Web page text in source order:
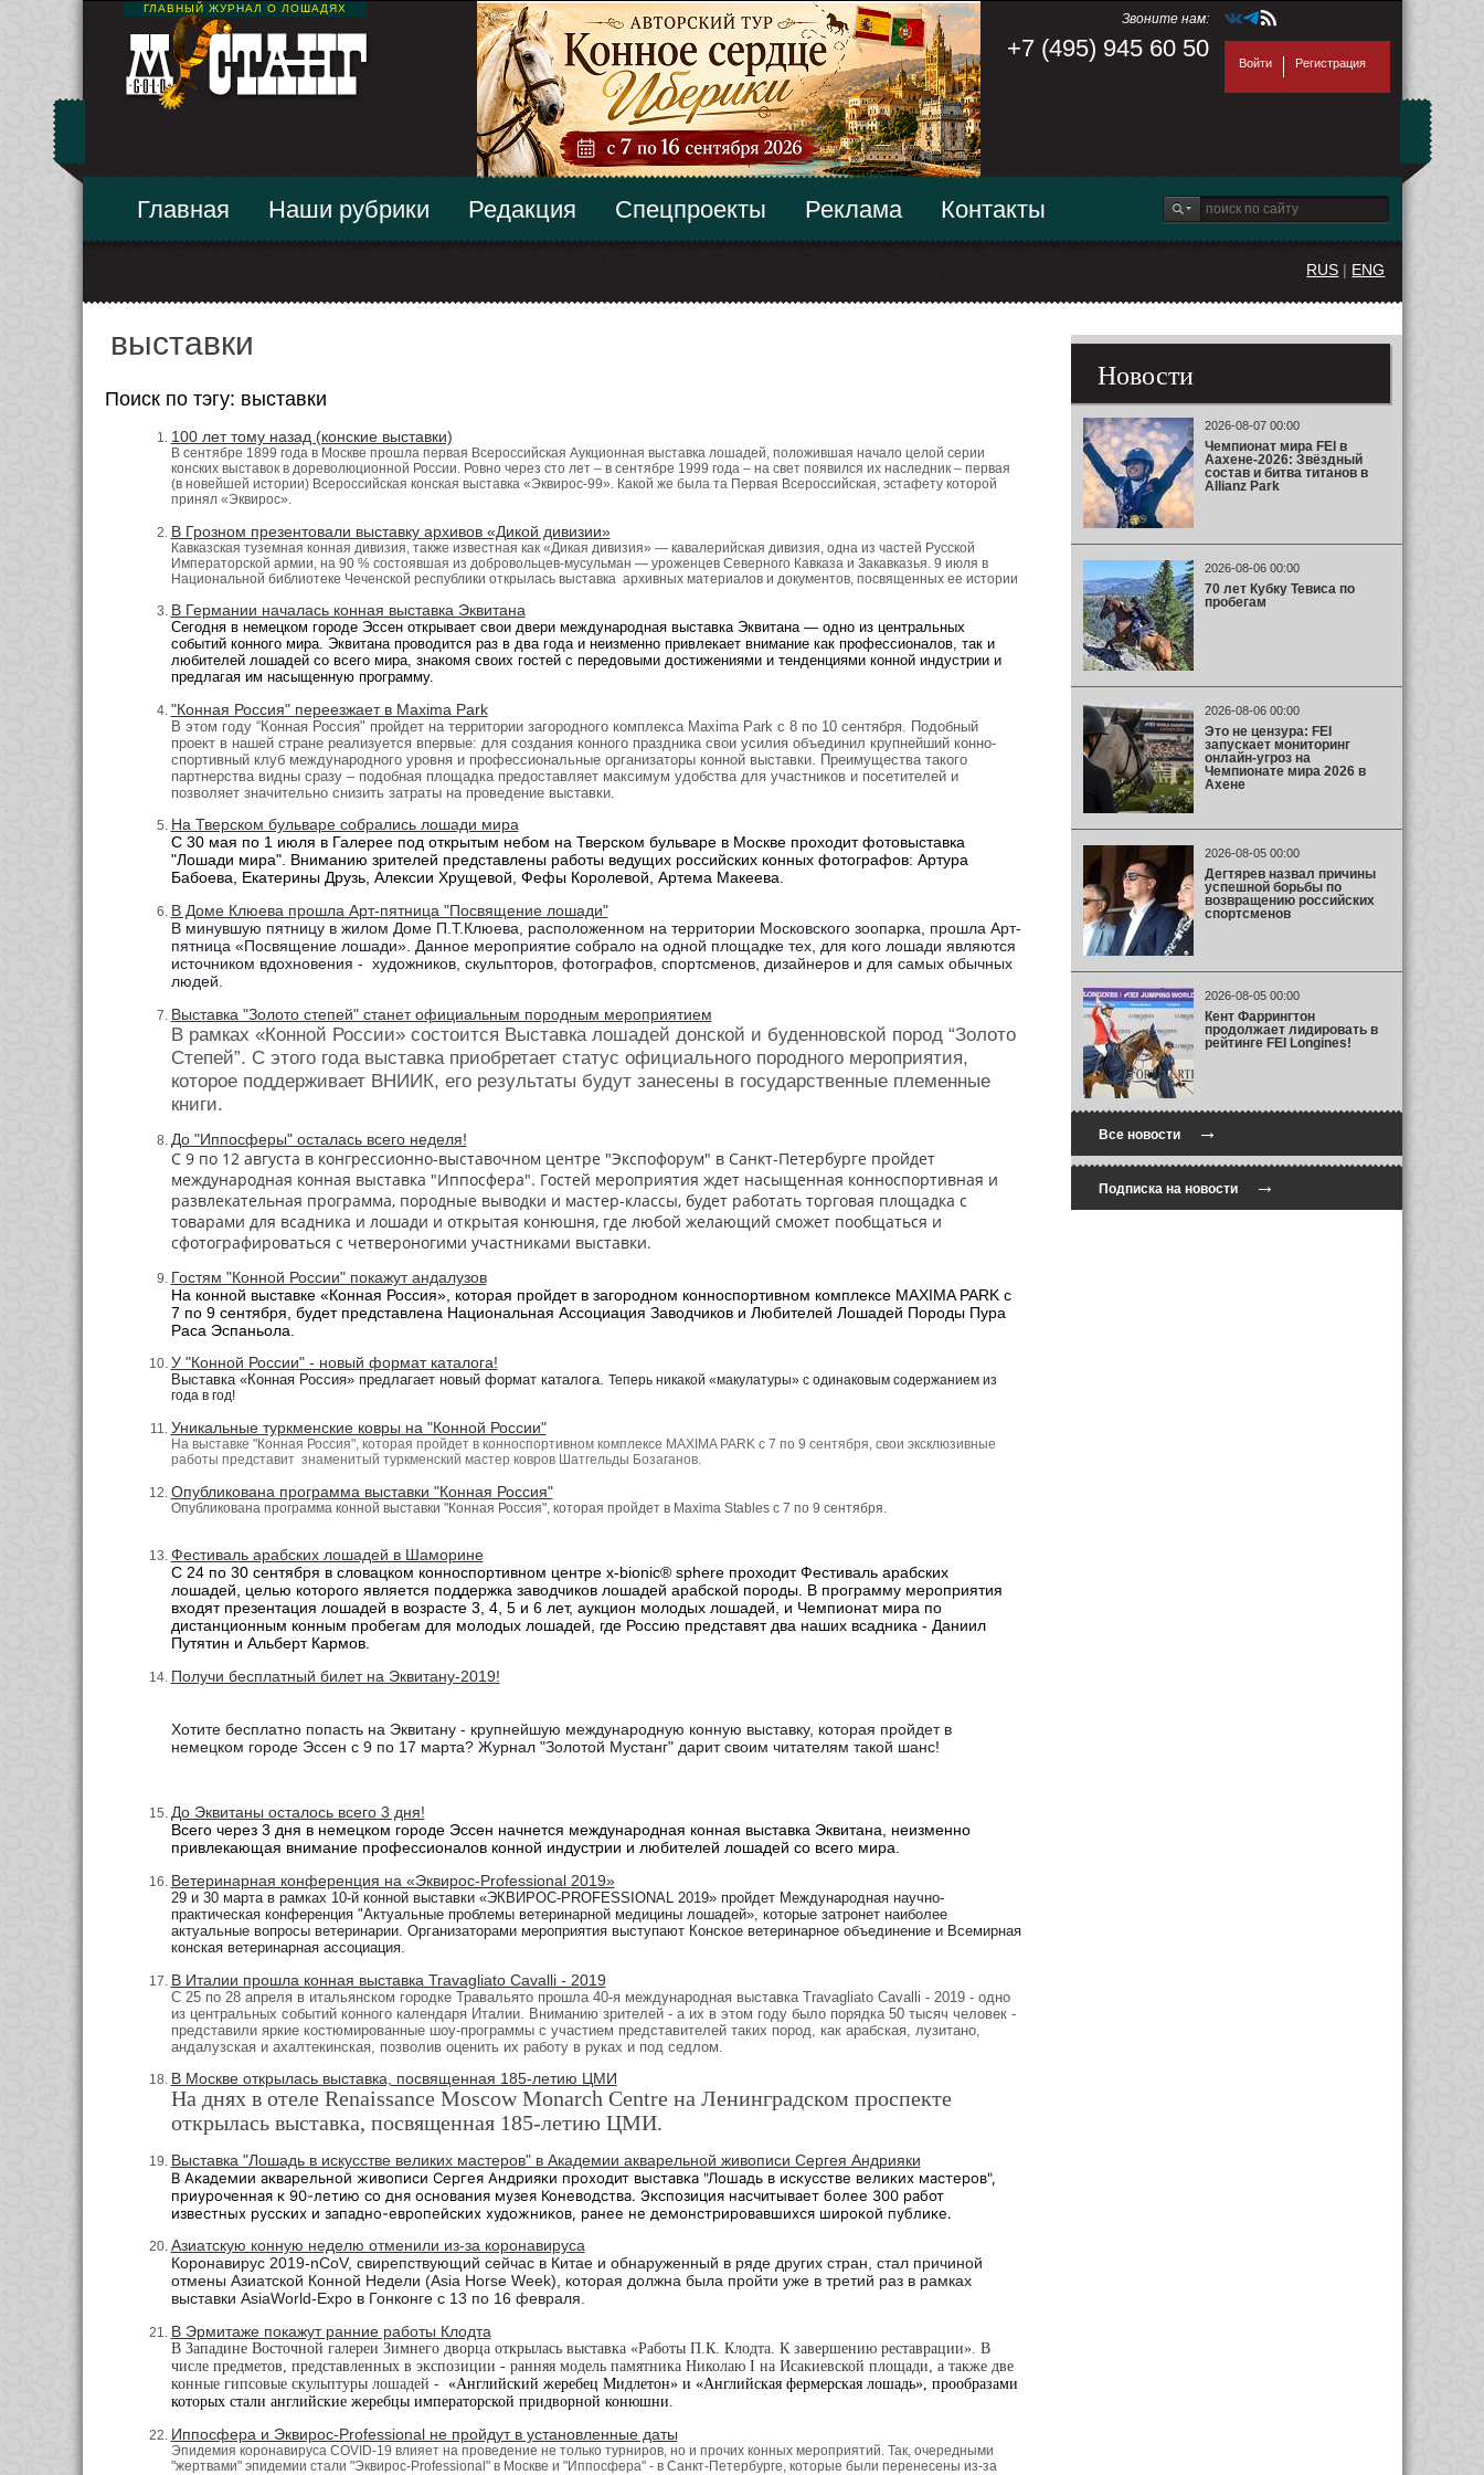
ГЛАВНЫЙ ЖУРНАЛ О ЛОШАДЯХ
Звоните нам:
+7 (495) 945 60 50
Войти Регистрация
Главная Наши рубрики Редакция Спецпроекты Реклама Контакты
RUS | ENG
выставки
Поиск по тэгу: выставки
100 лет тому назад (конские выставки)
В сентябре 1899 года в Москве прошла первая Всероссийская Аукционная выставка лошадей, положившая начало целой серии
конских выставок в дореволюционной России. Ровно через сто лет – в сентябре 1999 года – на свет появился их наследник – первая
(в новейшей истории) Всероссийская конская выставка «Эквирос-99». Какой же была та Первая Всероссийская, эстафету которой
принял «Эквирос».
В Грозном презентовали выставку архивов «Дикой дивизии»
Кавказская туземная конная дивизия, также известная как «Дикая дивизия» — кавалерийская дивизия, одна из частей Русской
Императорской армии, на 90 % состоявшая из добровольцев-мусульман — уроженцев Северного Кавказа и Закавказья. 9 июля в
Национальной библиотеке Чеченской республики открылась выставка архивных материалов и документов, посвященных ее истории
В Германии началась конная выставка Эквитана
Сегодня внемецком городе Эссен открывает свои дверимеждународная выставка Эквитана — одно из центральных
событий конного мира. Эквитана проводитсяраз в два года и неизменно привлекает внимание как профессионалов, таки
любителей лошадей со всего мира, знакомя своих гостей с передовыми достижениями и тенденциями конной индустрии и
предлагая им насыщенную программу.
"Конная Россия" переезжает в Maxima Park
В этом году “Конная Россия" пройдет на территории загородного комплекса Maxima Park с 8 по 10 сентября. Подобный
проект в нашей стране реализуется впервые: для создания конного праздника свои усилия объединил крупнейший конно-
спортивный клуб международного уровня и профессиональные организаторы конной выставки. Преимущества такого
партнерства видны сразу – подобная площадка предоставляет максимум удобства для участников и посетителей и
позволяет значительно снизить затраты на проведение выставки.
На Тверском бульваре собрались лошади мира
С 30 мая по 1 июля в Галерее под открытым небом на Тверском бульваре в Москве проходит фотовыставка
"Лошади мира". Вниманию зрителей представлены работы ведущих российских конных фотографов: Артура
Бабоева, Екатерины Друзь, Алексии Хрущевой, Фефы Королевой, Артема Макеева.
В Доме Клюева прошла Арт-пятница "Посвящение лошади"
В минувшую пятницу в жилом Доме П.Т.Клюева, расположенном на территории Московского зоопарка, прошла Арт-
пятница «Посвящение лошади». Данное мероприятие собрало на одной площадке тех, для кого лошади являются
источником вдохновения - художников, скульпторов, фотографов, спортсменов, дизайнеров и для самых обычных
людей.
Выставка "Золото степей" станет официальным породным мероприятием
В рамках «Конной России» состоится Выставка лошадей донской и буденновской пород “Золото
Степей”. C этого года выставка приобретает статус официального породного мероприятия,
которое поддерживает ВНИИК, его результаты будут занесены в государственные племенные
книги.
До "Иппосферы" осталась всего неделя!
С 9 по 12 августа в конгрессионно-выставочном центре "Экспофорум" в Санкт-Петербурге пройдет
международная конная выставка "Иппосфера". Гостей мероприятия ждет насыщенная конноспортивная и
развлекательная программа, породные выводки и мастер-классы, будет работать торговая площадка с
товарами для всадника и лошади и открытая конюшня, где любой желающий сможет пообщаться и
сфотографироваться с четвероногими участниками выставки.
Гостям "Конной России" покажут андалузов
На конной выставке «Конная Россия», которая пройдет в загородном конноспортивном комплексе MAXIMA PARK с
7 по 9 сентября, будет представлена Национальная Ассоциация Заводчиков и Любителей Лошадей Породы Пура
Раса Эспаньола.
У "Конной России" - новый формат каталога!
Выставка «Конная Россия» предлагает новый формат каталога. Теперь никакой «макулатуры» с одинаковым содержанием из
года в год!
Уникальные туркменcкие ковры на "Конной России"
На выставке "Конная Россия", которая пройдет в конноспортивном комплексе MAXIMA PARK с 7 по 9 сентября, свои эксклюзивные
работы представит знаменитый туркменский мастер ковров Шатгельды Бозаганов.
Опубликована программа выставки "Конная Россия"
Опубликована программа конной выставки "Конная Россия", которая пройдет в Maxima Stables с 7 по 9 сентября.
Фестиваль арабских лошадей в Шаморине
С 24 по 30 сентября в словацком конноспортивном центре x-bionic® sphere проходит Фестиваль арабских
лошадей, целью которого является поддержка заводчиков лошадей арабской породы. В программу мероприятия
входят презентация лошадей в возрасте 3, 4, 5 и 6 лет, аукцион молодых лошадей, и Чемпионат мира по
дистанционным конным пробегам для молодых лошадей, где Россию представятдва наших всадника - Даниил
Путятин и Альберт Кармов.
Получи бесплатный билет на Эквитану-2019!
Хотите бесплатно попасть на Эквитану - крупнейшую международную конную выставку, которая пройдет в
немецком городе Эссен с 9 по 17 марта? Журнал "Золотой Мустанг" дарит своим читателям такой шанс!
До Эквитаны осталось всего 3 дня!
Всего через 3 дня в немецком городе Эссен начнется международная конная выставка Эквитана, неизменно
привлекающая внимание профессионалов конной индустрии и любителей лошадей со всего мира.
Ветеринарная конференция на «Эквирос-Professional 2019»
29 и 30 марта в рамках 10-й конной выставки «ЭКВИРОС-PROFESSIONAL 2019» пройдет Международная научно-
практическая конференция "Актуальные проблемы ветеринарной медицины лошадей», которые затронет наиболее
актуальные вопросы ветеринарии. Организаторами мероприятия выступают Конское ветеринарное объединение и Всемирная
конская ветеринарная ассоциация.
В Италии прошла конная выставка Travagliato Cavalli - 2019
С 25 по 28 апреля в итальянском городке Травальято прошла 40-я международная выставка Travagliato Cavalli - 2019 - одно
из центральных событий конного календаря Италии. Вниманию зрителей - а их в этом году было порядка 50 тысяч человек -
представили яркие костюмированные шоу-программы с участием представителей таких пород, как арабская, лузитано,
андалузская и ахалтекинская, позволив оценить их работу в руках и под седлом.
В Москве открылась выставка, посвященная 185-летию ЦМИ
На днях в отеле Renaissance Moscow Monarch Centre на Ленинградском проспекте
открылась выставка, посвященная 185-летию ЦМИ.
Выставка "Лошадь в искусстве великих мастеров" в Академии акварельной живописи Сергея Андрияки
В Академии акварельной живописи Сергея Андрияки проходит выставка "Лошадь в искусстве великих мастеров",
приуроченная к 90-летию со дня основания музея Коневодства. Экспозиция насчитывает более 300 работ
известных русских и западно-европейских художников, ранее не демонстрировавшихся широкой публике.
Азиатскую конную неделю отменили из-за коронавируса
Коронавирус 2019-nCoV, свирепствующий сейчас в Китае и обнаруженный в ряде других стран, стал причиной
отмены Азиатской Конной Недели (Asia Horse Week), которая должна была пройти уже в третий раз в рамках
выставки AsiaWorld-Expo в Гонконге с 13 по 16 февраля.
В Эрмитаже покажут ранние работы Клодта
В Западине Восточной галереи Зимнего дворца открылась выставка «Работы П.К. Клодта. К завершению реставрации». В
числе предметов, представленных в экспозиции - ранняя модель памятника Николаю I на Исакиевской площади, а также две
конные гипсовые скульптуры лошадей - «Английский жеребец Мидлетон» и «Английская фермерская лошадь», прообразами
которых стали английские жеребцы императорской придворной конюшни.
Иппосфера и Эквирос-Professional не пройдут в установленные даты
Эпидемия коронавируса COVID-19 влияет на проведение не только турниров, но и прочих конных мероприятий. Так, очередными
"жертвами" эпидемии стали "Эквирос-Professional" в Москве и "Иппосфера" - в Санкт-Петербурге, которые были перенесены из-за
Новости
2026-08-07 00:00
Чемпионат мира FEI в
Аахене-2026: Звёздный
состав и битва титанов в
Allianz Park
2026-08-06 00:00
70 лет Кубку Тевиса по
пробегам
2026-08-06 00:00
Это не цензура: FEI
запускает мониторинг
онлайн-угроз на
Чемпионате мира 2026 в
Ахене
2026-08-05 00:00
Дегтярев назвал причины
успешной борьбы по
возвращению российских
спортсменов
2026-08-05 00:00
Кент Фаррингтон
продолжает лидировать в
рейтинге FEI Longines!
Все новости→
Подписка на новости→